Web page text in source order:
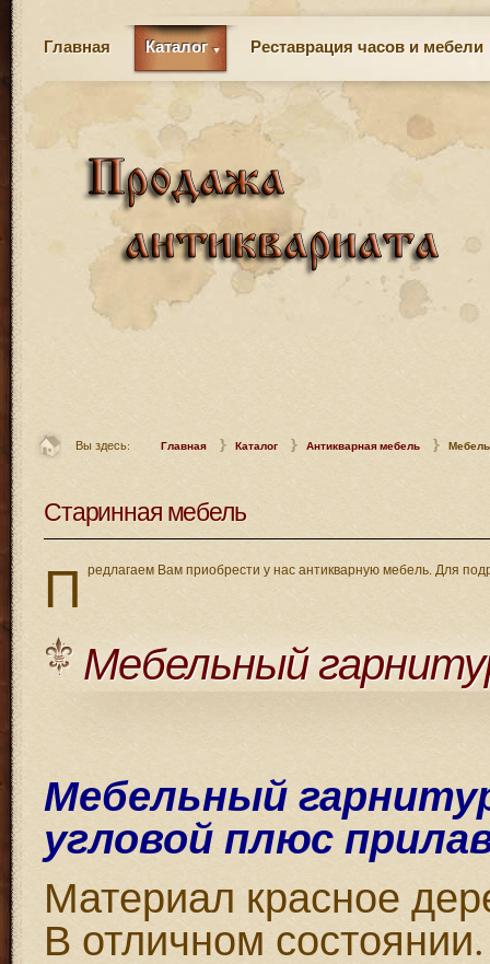
Главная Каталог Реставрация часов и мебели
Вы здесь: Главная Каталог Антикварная мебель
Старинная мебель
П редлагаем Вам приобрести у нас антикварную мебель. Для
Мебельный
Мебельный
угловой плюс
Материал красное
В отличном состоянии.